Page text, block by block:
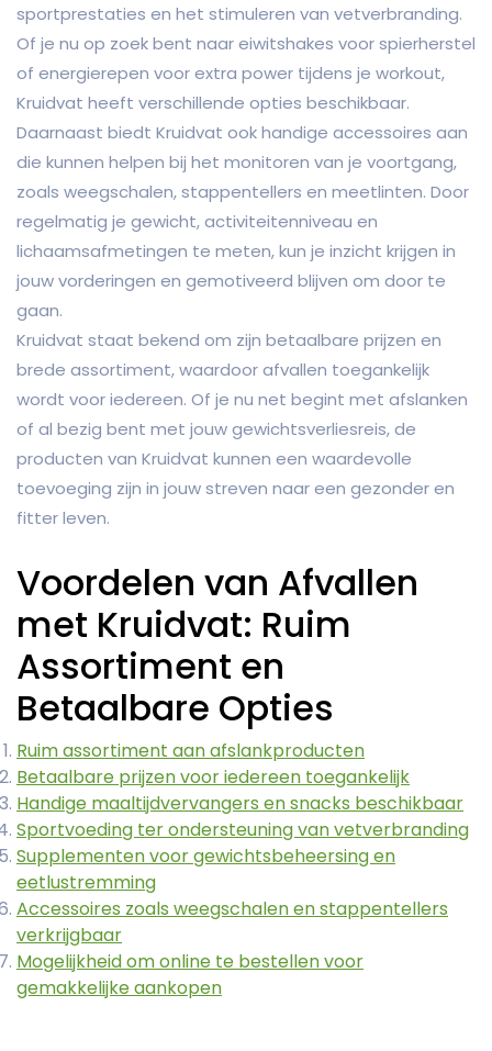
sportprestaties en het stimuleren van vetverbranding.
Of je nu op zoek bent naar eiwitshakes voor spierherstel
of energierepen voor extra power tijdens je workout,
Kruidvat heeft verschillende opties beschikbaar.
Daarnaast biedt Kruidvat ook handige accessoires aan
die kunnen helpen bij het monitoren van je voortgang,
zoals weegschalen, stappentellers en meetlinten. Door
regelmatig je gewicht, activiteitenniveau en
lichaamsafmetingen te meten, kun je inzicht krijgen in
jouw vorderingen en gemotiveerd blijven om door te
gaan.
Kruidvat staat bekend om zijn betaalbare prijzen en
brede assortiment, waardoor afvallen toegankelijk
wordt voor iedereen. Of je nu net begint met afslanken
of al bezig bent met jouw gewichtsverliesreis, de
producten van Kruidvat kunnen een waardevolle
toevoeging zijn in jouw streven naar een gezonder en
fitter leven.
Voordelen van Afvallen
met Kruidvat: Ruim
Assortiment en
Betaalbare Opties
Ruim assortiment aan afslankproducten
Betaalbare prijzen voor iedereen toegankelijk
Handige maaltijdvervangers en snacks beschikbaar
Sportvoeding ter ondersteuning van vetverbranding
Supplementen voor gewichtsbeheersing en
eetlustremming
Accessoires zoals weegschalen en stappentellers
verkrijgbaar
Mogelijkheid om online te bestellen voor
gemakkelijke aankopen